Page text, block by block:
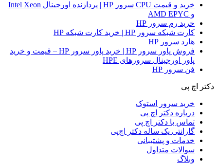
خرید و قیمت CPU سرور HP | پردازنده اورجینال Intel Xeon
و AMD EPYC
خرید رم سرور HP
کارت شبکه سرور HP | خرید کارت شبکه HP
هارد سرور HP
فروش پاور سرور HP | خرید پاور سرور HP – قیمت و خرید
پاور اورجینال سرورهای HPE
فن سرور HP
دکتر اچ پی
خرید سرور استوک
درباره دکتر اچ پی
تماس با دکتر اچ پی
گارانتی یک ساله دکتر اچ‌پی
خدمات و پشتیبانی
سوالات متداول
وبلاگ